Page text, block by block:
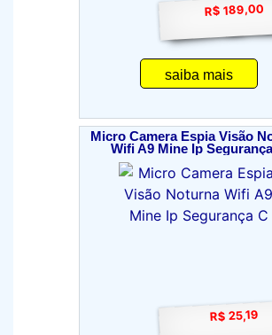
R$ 189,00
saiba mais
Micro Camera Espia Visão
Wifi A9 Mine Ip
R$ 25,19